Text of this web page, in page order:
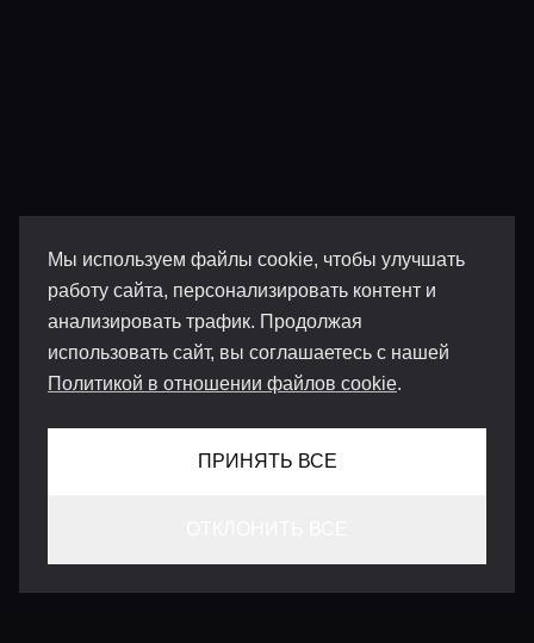
Мы используем файлы cookie, чтобы улучшать
работу сайта, персонализировать контент и
анализировать трафик. Продолжая
использовать сайт, вы соглашаетесь с нашей
Политикой в отношении файлов cookie.
ПРИНЯТЬ ВСЕ